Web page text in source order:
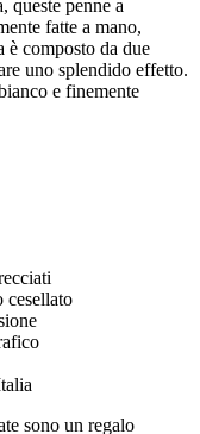
queste penne a
fatte a mano,
è composto da due
uno splendido effetto.
e finemente
cesellato
sono un regalo